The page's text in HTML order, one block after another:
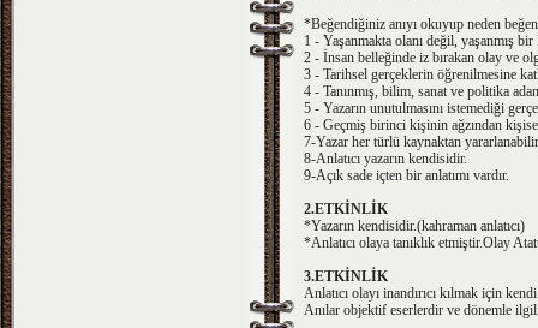
*Beğendiğiniz anıyı okuyup neden
1 - Yaşanmakta olanı değil, yaşanmış bir
2 - İnsan belleğinde iz bırakan olay ve
3 - Tarihsel gerçeklerin öğrenilmesine
4 - Tanınmış, bilim, sanat ve politika
5 - Yazarın unutulmasını istemediği
6 - Geçmiş birinci kişinin ağzından
7-Yazar her türlü kaynaktan
8-Anlatıcı yazarın kendisidir.
9-Açık sade içten bir anlatımı vardır.
2.ETKİNLİK
*Yazarın kendisidir.(kahraman anlatıcı)
*Anlatıcı olaya tanıklık etmiştir.Olay
3.ETKİNLİK
Anlatıcı olayı inandırıcı kılmak için
Anılar objektif eserlerdir ve dönemle ilgili